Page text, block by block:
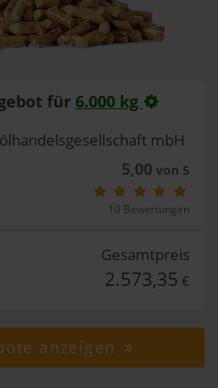
für 6.000 kg
mbH
5,00 von 5
10 Bewertungen
Gesamtpreis
2.573,35 €
anzeigen